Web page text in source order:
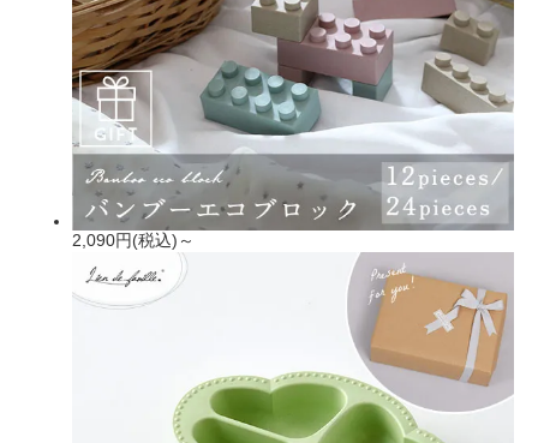
2,090円(税込)～